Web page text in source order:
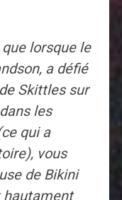
lorsque le
a défié
Skittles sur
les
qui a
vous
de Bikini
hautament